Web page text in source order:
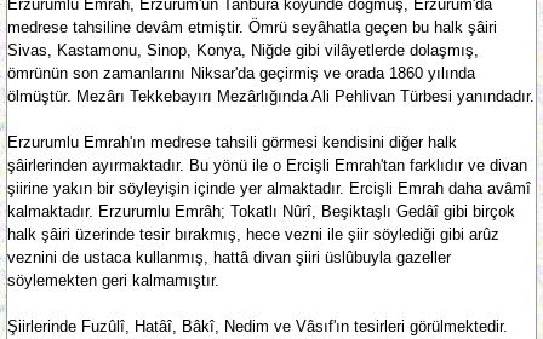
Erzurumlu Emrah, Erzurum'un Tanbura köyünde doğmuş, Erzurum'da
medrese tahsiline devâm etmiştir. Ömrü seyâhatla geçen bu halk şâiri
Sivas, Kastamonu, Sinop, Konya, Niğde gibi vilâyetlerde dolaşmış,
ömrünün son zamanlarını Niksar'da geçirmiş ve orada 1860 yılında
ölmüştür. Mezârı Tekkebayırı Mezârlığında Ali Pehlivan Türbesi yanındadır.
Erzurumlu Emrah'ın medrese tahsili görmesi kendisini diğer halk
şâirlerinden ayırmaktadır. Bu yönü ile o Ercişli Emrah'tan farklıdır ve divan
şiirine yakın bir söyleyişin içinde yer almaktadır. Ercişli Emrah daha avâmî
kalmaktadır. Erzurumlu Emrâh; Tokatlı Nûrî, Beşiktaşlı Gedâî gibi birçok
halk şâiri üzerinde tesir bırakmış, hece vezni ile şiir söylediği gibi arûz
veznini de ustaca kullanmış, hattâ divan şiiri üslûbuyla gazeller
söylemekten geri kalmamıştır.
Şiirlerinde Fuzûlî, Hatâî, Bâkî, Nedim ve Vâsıf'ın tesirleri görülmektedir.